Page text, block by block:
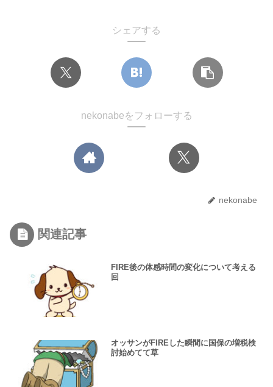
シェアする
nekonabeをフォローする
nekonabe
関連記事
FIRE後の体感時間の変化について考える
回
オッサンがFIREした瞬間に国保の増税検
討始めてて草